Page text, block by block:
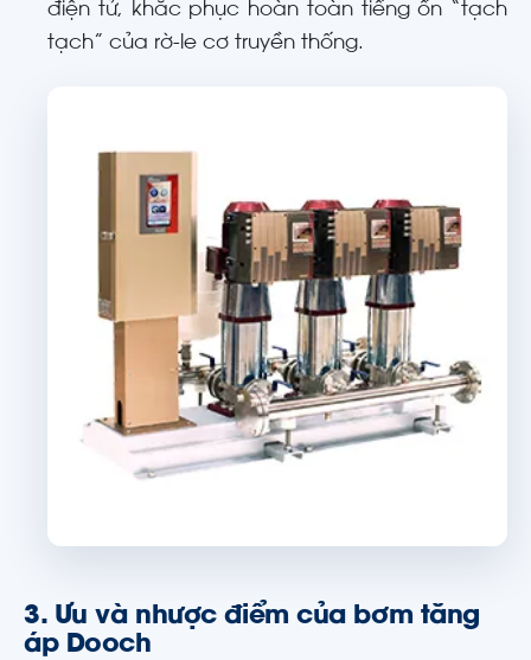
điện tử, khắc phục hoàn toàn tiếng ồn “tạch
tạch” của rờ-le cơ truyền thống.
3. Ưu và nhược điểm của bơm tăng
áp Dooch